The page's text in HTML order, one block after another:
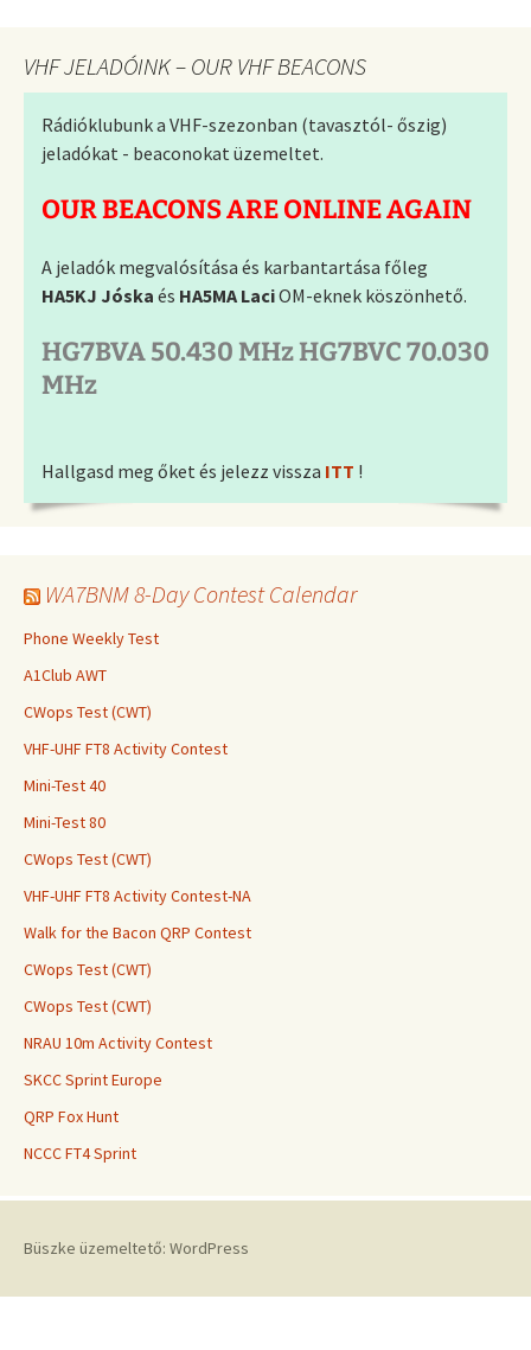
VHF JELADÓINK – OUR VHF BEACONS
Rádióklubunk a VHF-szezonban (tavasztól- őszig)
jeladókat - beaconokat üzemeltet.
OUR BEACONS ARE ONLINE AGAIN
A jeladók megvalósítása és karbantartása főleg
HA5KJ Jóska és HA5MA LaciOM-eknek köszönhető.
HG7BVA 50.430 MHz HG7BVC 70.030
MHz
Hallgasd meg őket és jelezz vissza ITT !
WA7BNM 8-Day Contest Calendar
Phone Weekly Test
A1Club AWT
CWops Test (CWT)
VHF-UHF FT8 Activity Contest
Mini-Test 40
Mini-Test 80
CWops Test (CWT)
VHF-UHF FT8 Activity Contest-NA
Walk for the Bacon QRP Contest
CWops Test (CWT)
CWops Test (CWT)
NRAU 10m Activity Contest
SKCC Sprint Europe
QRP Fox Hunt
NCCC FT4 Sprint
Büszke üzemeltető: WordPress